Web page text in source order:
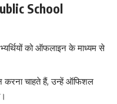
School
को ऑफलाइन के माध्यम से
करना चाहते हैं, उन्हें ऑफिशल